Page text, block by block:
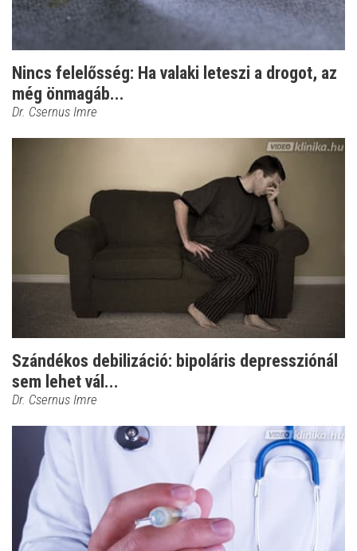
Nincs felelősség: Ha valaki leteszi a drogot, az
még önmagáb...
Dr. Csernus Imre
Szándékos debilizáció: bipoláris depressziónál
sem lehet vál...
Dr. Csernus Imre